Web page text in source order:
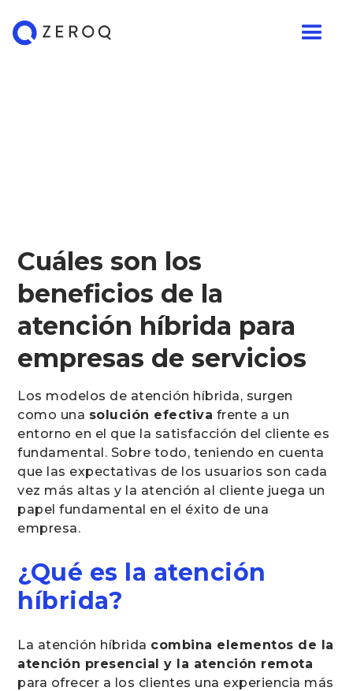
Cuáles son los
beneficios de la
atención híbrida para
empresas de servicios
Los modelos de atención híbrida, surgen
como una solución efectiva frente a un
entorno en el que la satisfacción del cliente es
fundamental. Sobre todo, teniendo en cuenta
que las expectativas de los usuarios son cada
vez más altas y la atención al cliente juega un
papel fundamental en el éxito de una
empresa.
¿Qué es la atención
híbrida?
La atención híbrida combina elementos de la
atención presencial y la atención remota
para ofrecer a los clientes una experiencia más